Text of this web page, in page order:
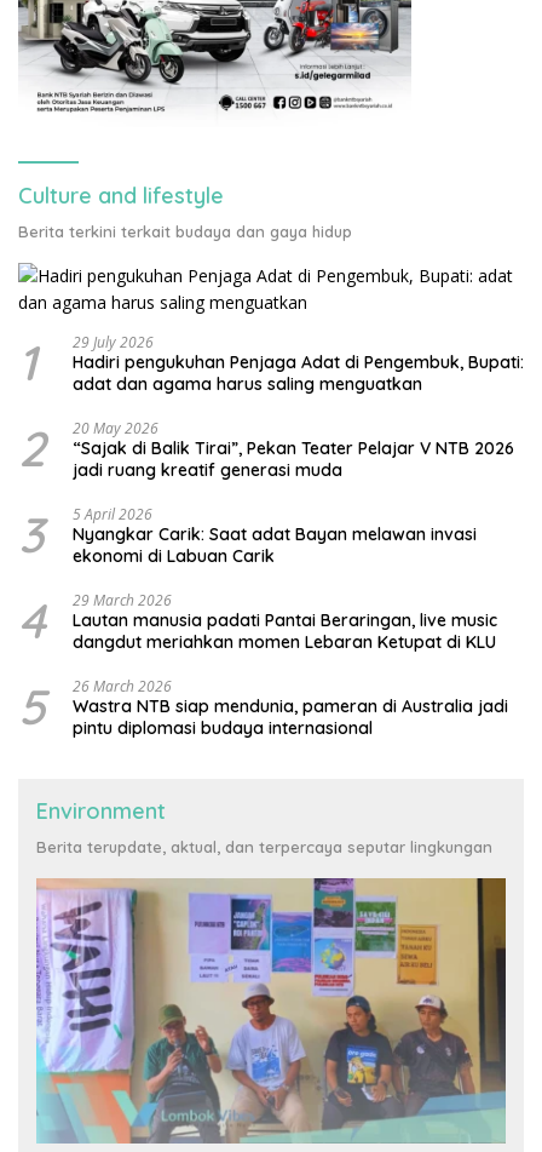
Culture and lifestyle
Berita terkini terkait budaya dan gaya hidup
1 29 July 2026
Hadiri pengukuhan Penjaga Adat di Pengembuk, Bupati:
adat dan agama harus saling menguatkan
2 20 May 2026
“Sajak di Balik Tirai”, Pekan Teater Pelajar V NTB 2026
jadi ruang kreatif generasi muda
3 5 April 2026
Nyangkar Carik: Saat adat Bayan melawan invasi
ekonomi di Labuan Carik
4 29 March 2026
Lautan manusia padati Pantai Beraringan, live music
dangdut meriahkan momen Lebaran Ketupat di KLU
5 26 March 2026
Wastra NTB siap mendunia, pameran di Australia jadi
pintu diplomasi budaya internasional
Environment
Berita terupdate, aktual, dan terpercaya seputar lingkungan